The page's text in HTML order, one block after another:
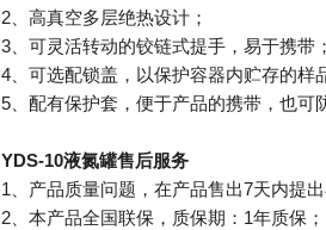
2 、高真空多层绝热设计；
3 、可灵活转动的铰链式提手，易于携带；
4 、可选配锁盖，以保护容器内贮存的样
5 、配有保护套，便于产品的携带，也可
YDS-10液氮罐售后服务
1 、产品质量问题，在产品售出7天内提
2 、本产品全国联保，质保期：1年质保；